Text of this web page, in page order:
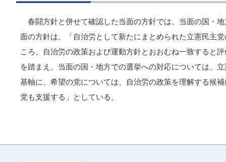
春闘方針と併せて確認した当面の方針では、当面の国・
面の方針は、「自治労として新たにまとめられた立憲民主
ころ、自治労の政策および運動方針とおおむね一致すると
を踏まえ、当面の国・地方での選挙への対応については、
基軸に、希望の党については、自治労の政策を理解する候
党も支援する」としている。